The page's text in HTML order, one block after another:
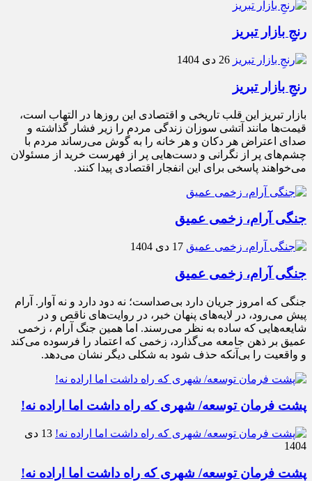
رنجِ بازار تبریز
26 دی 1404
رنجِ بازار تبریز
بازار تبریز این قلب تاریخی و اقتصادی این روزها در التهاب است،
قیمت‌ها مانند آتشی سوزان زندگی مردم را زیر فشار گذاشته و
صدای اعتراض هر دکان و هر خانه را به گوش می‌رساند مردم با
چشم‌های پر از نگرانی و دست‌هایی پر از فهرست خرید از مسئولان
می‌خواهند پاسخی برای این انفجار اقتصادی پیدا کنند.
جنگی آرام، زخمی عمیق
17 دی 1404
جنگی آرام، زخمی عمیق
جنگی که امروز جریان دارد بی‌صداست؛ نه دود دارد و نه آوار. آرام
پیش می‌رود، در لایه‌های پنهان خبر، در روایت‌های ناقص و در
شایعه‌هایی که ساده به نظر می‌رسند. اما همین جنگ آرام ، زخمی
عمیق بر ذهن جامعه می‌گذارد، زخمی که اعتماد را فرسوده می‌کند
و واقعیت را بی‌آنکه حذف شود به شکلی دیگر نشان می‌دهد.
پشت فرمان توسعه/ شهری که راه داشت اما اراده نه!
13 دی
1404
پشت فرمان توسعه/ شهری که راه داشت اما اراده نه!